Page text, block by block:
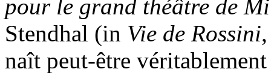
pour le grand théâtre de
Stendhal (in Vie de Rossini
naît peut-être